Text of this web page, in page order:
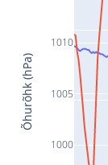
1000
1005
1010
Õhurõhk (hPa)